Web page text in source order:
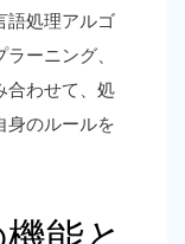
語処理アルゴ
ーニング、
合わせて、処
身のルールを